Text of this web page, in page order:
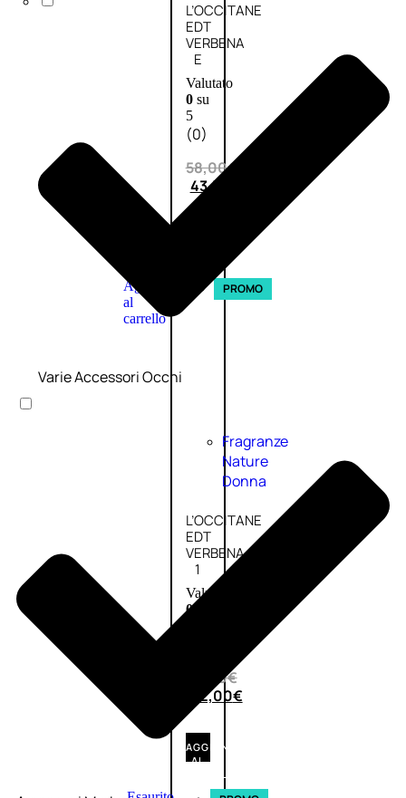
L’OCCITANE
EDT
VERBENA
E
Valutato
0su
5
(0)
58,00€
43,50
Aggiungi
al
carrello
PROMO
Fragranze
Nature
Donna
L’OCCITANE
EDT
VERBENA
1
Valutato
0su
56,00€
42,00€
AGGIUNGI
AL
CARRELLO
Varie Accessori Occhi